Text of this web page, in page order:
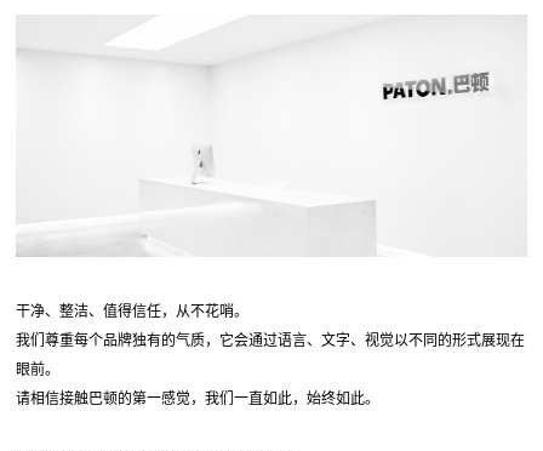
干净、整洁、值得信任，从不花哨。
我们尊重每个品牌独有的气质，它会通过语言、文字、视觉以不同的形式展现在
眼前。
请相信接触巴顿的第一感觉，我们一直如此，始终如此。